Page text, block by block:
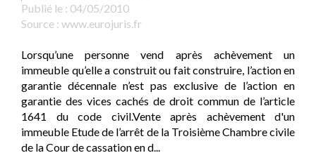
Publié le : 04/05/2010
Source : www.eurojuris.fr
Lorsqu’une personne vend après achèvement un
immeuble qu’elle a construit ou fait construire, l’action en
garantie décennale n’est pas exclusive de l’action en
garantie des vices cachés de droit commun de l’article
1641 du code civil.Vente après achèvement d'un
immeuble Etude de l’arrêt de la Troisième Chambre civile
de la Cour de cassation en d...